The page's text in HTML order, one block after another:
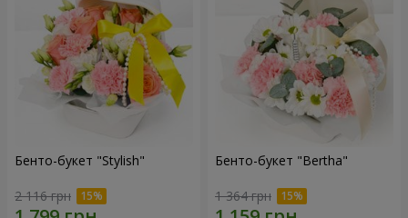
Бенто-букет "Stylish"
2 116 грн
Бенто-букет "Bertha"
1 364 грн